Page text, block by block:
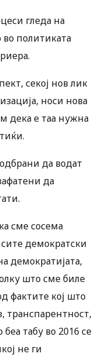
гледа на
политиката
секој нов лик
носи нова
дека е таа нужна
да водат
да
сме сосема
демократски
демократијата,
што сме биле
фактите кој што
транспарентност,
табу во 2016 се
не ги